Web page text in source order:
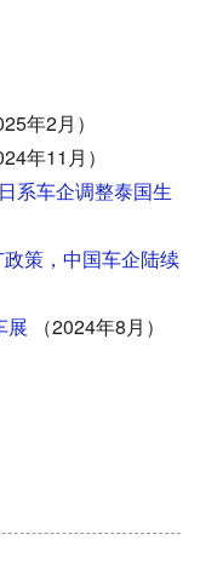
年2月）
年11月）
系车企调整泰国生
策，中国车企陆续
展 （2024年8月）